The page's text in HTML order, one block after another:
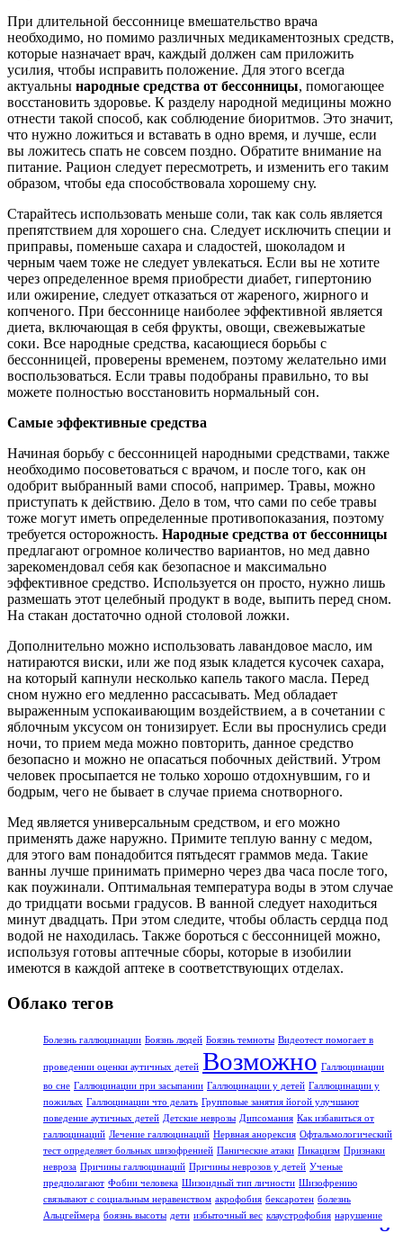
При длительной бессоннице вмешательство врача
необходимо, но помимо различных медикаментозных средств,
которые назначает врач, каждый должен сам приложить
усилия, чтобы исправить положение. Для этого всегда
актуальны народные средства от бессонницы, помогающее
восстановить здоровье. К разделу народной медицины можно
отнести такой способ, как соблюдение биоритмов. Это значит,
что нужно ложиться и вставать в одно время, и лучше, если
вы ложитесь спать не совсем поздно. Обратите внимание на
питание. Рацион следует пересмотреть, и изменить его таким
образом, чтобы еда способствовала хорошему сну.
Старайтесь использовать меньше соли, так как соль является
препятствием для хорошего сна. Следует исключить специи и
приправы, поменьше сахара и сладостей, шоколадом и
черным чаем тоже не следует увлекаться. Если вы не хотите
через определенное время приобрести диабет, гипертонию
или ожирение, следует отказаться от жареного, жирного и
копченого. При бессоннице наиболее эффективной является
диета, включающая в себя фрукты, овощи, свежевыжатые
соки. Все народные средства, касающиеся борьбы с
бессонницей, проверены временем, поэтому желательно ими
воспользоваться. Если травы подобраны правильно, то вы
можете полностью восстановить нормальный сон.
Самые эффективные средства
Начиная борьбу с бессонницей народными средствами, также
необходимо посоветоваться с врачом, и после того, как он
одобрит выбранный вами способ, например. Травы, можно
приступать к действию. Дело в том, что сами по себе травы
тоже могут иметь определенные противопоказания, поэтому
требуется осторожность. Народные средства от бессонницы
предлагают огромное количество вариантов, но мед давно
зарекомендовал себя как безопасное и максимально
эффективное средство. Используется он просто, нужно лишь
размешать этот целебный продукт в воде, выпить перед сном.
На стакан достаточно одной столовой ложки.
Дополнительно можно использовать лавандовое масло, им
натираются виски, или же под язык кладется кусочек сахара,
на который капнули несколько капель такого масла. Перед
сном нужно его медленно рассасывать. Мед обладает
выраженным успокаивающим воздействием, а в сочетании с
яблочным уксусом он тонизирует. Если вы проснулись среди
ночи, то прием меда можно повторить, данное средство
безопасно и можно не опасаться побочных действий. Утром
человек просыпается не только хорошо отдохнувшим, го и
бодрым, чего не бывает в случае приема снотворного.
Мед является универсальным средством, и его можно
применять даже наружно. Примите теплую ванну с медом,
для этого вам понадобится пятьдесят граммов меда. Такие
ванны лучше принимать примерно через два часа после того,
как поужинали. Оптимальная температура воды в этом случае
до тридцати восьми градусов. В ванной следует находиться
минут двадцать. При этом следите, чтобы область сердца под
водой не находилась. Также бороться с бессонницей можно,
используя готовы аптечные сборы, которые в изобилии
имеются в каждой аптеке в соответствующих отделах.
Облако тегов
Болезнь галлюцинации Боязнь людей Боязнь темноты Видеотест помогает в
проведении оценки аутичных детей Возможно Галлюцинации
во сне Галлюцинации при засыпании Галлюцинации у детей Галлюцинации у
пожилых Галлюцинации что делать Групповые занятия йогой улучшают
поведение аутичных детей Детские неврозы Дипсомания Как избавиться от
галлюцинаций Лечение галлюцинаций Нервная анорексия Офтальмологический
тест определяет больных шизофренией Панические атаки Пикацизм Признаки
невроза Причины галлюцинаций Причины неврозов у детей Ученые
предполагают Фобии человека Шизоидный тип личности Шизофрению
связывают с социальным неравенством акрофобия бексаротен болезнь
Альцгеймера боязнь высоты дети избыточный вес клаустрофобия нарушение